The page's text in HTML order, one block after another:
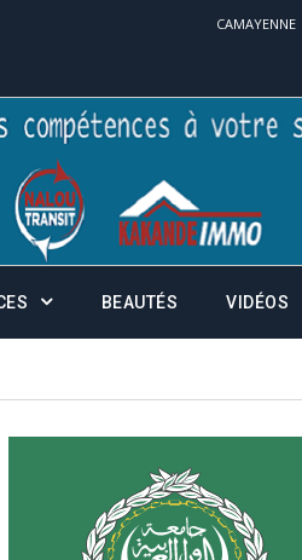
CAMAYENNE
BEAUTÉS VIDÉOS